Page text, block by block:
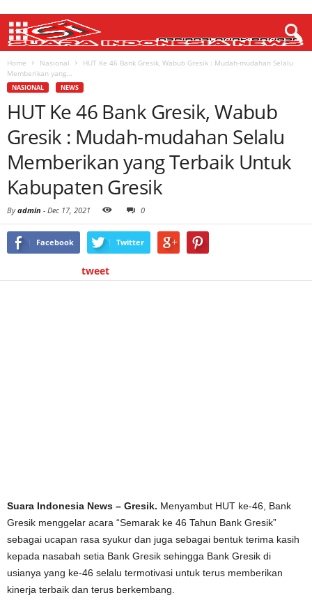
Home Nasional
HUT Ke 46 Bank Gresik, Wabub Gresik : Mudah-mudahan Selalu
Memberikan yang...
NASIONAL NEWS
HUT Ke 46 Bank Gresik, Wabub
Gresik : Mudah-mudahan Selalu
Memberikan yang Terbaik Untuk
Kabupaten Gresik
Byadmin - Dec 17, 2021 0
Facebook Twitter
tweet
Suara Indonesia News – Gresik. Menyambut HUT ke-46, Bank
Gresik menggelar acara “Semarak ke 46 Tahun Bank Gresik”
sebagai ucapan rasa syukur dan juga sebagai bentuk terima kasih
kepada nasabah setia Bank Gresik sehingga Bank Gresik di
usianya yang ke-46 selalu termotivasi untuk terus memberikan
kinerja terbaik dan terus berkembang.